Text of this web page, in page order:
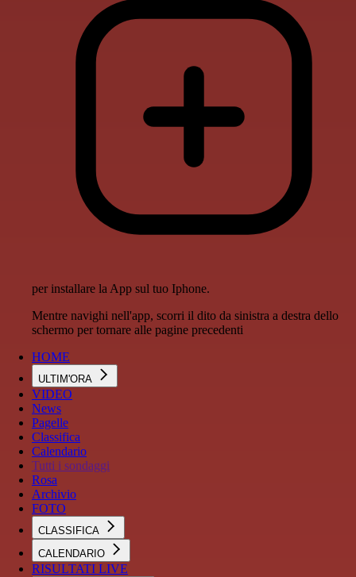
per installare la App sul tuo Iphone.
Mentre navighi nell'app, scorri il dito da sinistra a destra dello
schermo per tornare alle pagine precedenti
HOME
ULTIM'ORA
VIDEO
News
Pagelle
Classifica
Calendario
Tutti i sondaggi
Rosa
Archivio
FOTO
CLASSIFICA
CALENDARIO
RISULTATI LIVE